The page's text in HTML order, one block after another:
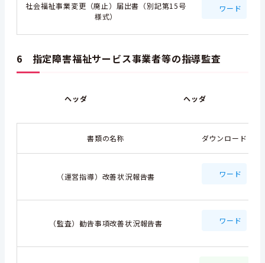
社会福祉事業変更（廃止）届出書（別記第15号
様式）
ワード
6 指定障害福祉サービス事業者等の指導監査
ヘッダ ヘッダ
書類の名称 ダウンロード
（運営指導）改善状況報告書 ワード
（監査）勧告事項改善状況報告書 ワード